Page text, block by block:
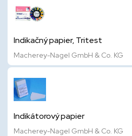
Indikačný papier, Tritest
Macherey-Nagel GmbH & Co. KG
Indikátorový papier
Macherey-Nagel GmbH & Co. KG